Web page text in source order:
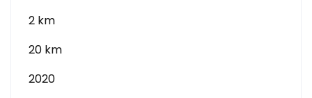
2 km
20 km
2020